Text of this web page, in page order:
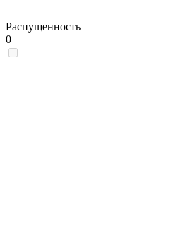
Распущенность
0